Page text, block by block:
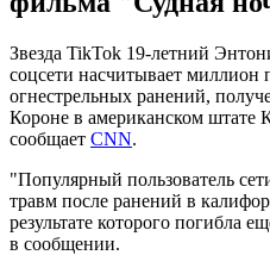
Звезда TikTok 19-летний
соцсети насчитывает миллион
огнестрельных ранений,
Короне в американском штате
сообщает CNN.
"Популярный пользователь
травм после ранений в
результате которого погибла
в сообщении.